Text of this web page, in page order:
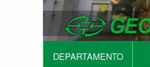
DEPARTAMENTO